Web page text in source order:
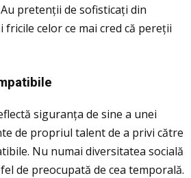
pretenţii de sofisticaţi din
celor ce mai cred că pereţii
siguranţa de sine a unei
de propriul talent de a privi către
Nu numai diversitatea socială
de preocupată de cea temporală.